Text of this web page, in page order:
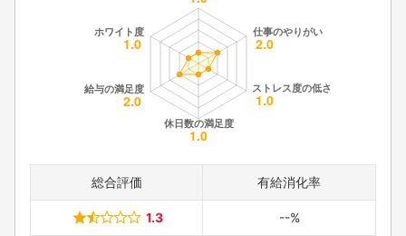
総合評価 有給消化率
1.3 --%